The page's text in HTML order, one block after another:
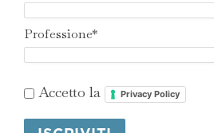
Professione*
Accetto la Privacy Policy